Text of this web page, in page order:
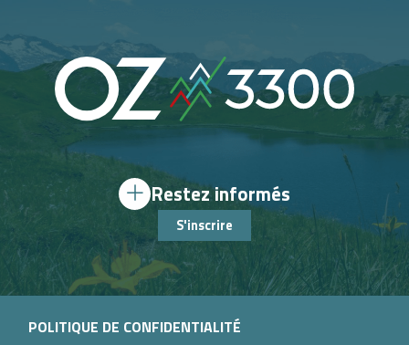
Restez informés
S'inscrire
POLITIQUE DE CONFIDENTIALITÉ